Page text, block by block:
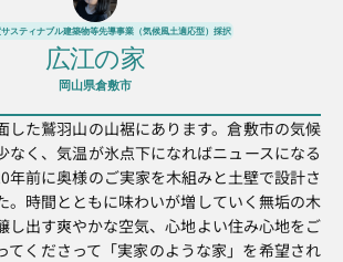
スティナブル建築物等先導事業（気候風土適応型）採択
広江の家
岡山県倉敷市
した鷲羽山の山裾にあります。倉敷市の気候
なく、気温が氷点下になればニュースになる
年前に奥様のご実家を木組みと土壁で設計さ
。時間とともに味わいが増していく無垢の木
し出す爽やかな空気、心地よい住み心地をご
てくださって「実家のような家」を希望され